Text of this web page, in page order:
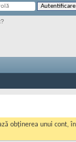
obținerea unui cont,